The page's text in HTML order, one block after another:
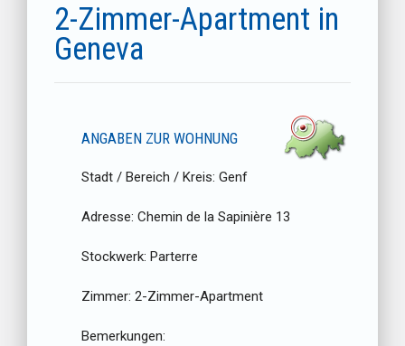
2-Zimmer-Apartment in
Geneva
ANGABEN ZUR WOHNUNG
Stadt / Bereich / Kreis: Genf
Adresse: Chemin de la Sapinière 13
Stockwerk: Parterre
Zimmer: 2-Zimmer-Apartment
Bemerkungen: